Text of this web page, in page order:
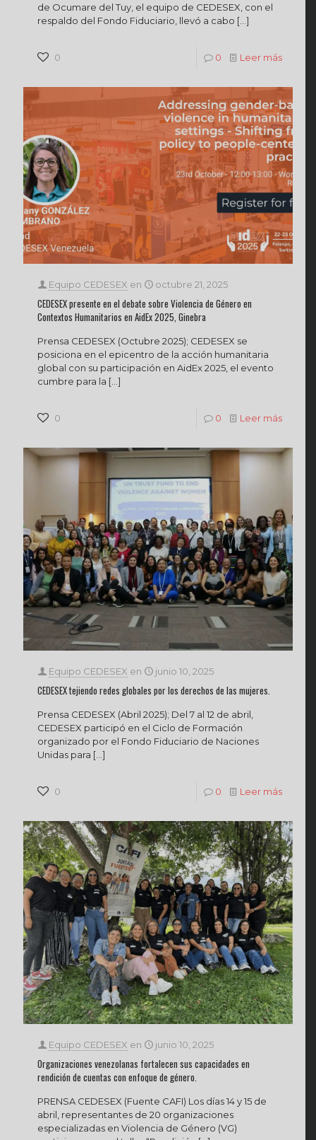
de Ocumare del Tuy, el equipo de CEDESEX, con el
respaldo del Fondo Fiduciario, llevó a cabo […]
0 0 Leer más
Equipo CEDESEX en octubre 21, 2025
CEDESEX presente en el debate sobre Violencia de Género en
Contextos Humanitarios en AidEx 2025, Ginebra
Prensa CEDESEX (Octubre 2025); CEDESEX se
posiciona en el epicentro de la acción humanitaria
global con su participación en AidEx 2025, el evento
cumbre para la […]
0 0 Leer más
Equipo CEDESEX en junio 10, 2025
CEDESEX tejiendo redes globales por los derechos de las mujeres.
Prensa CEDESEX (Abril 2025); Del 7 al 12 de abril,
CEDESEX participó en el Ciclo de Formación
organizado por el Fondo Fiduciario de Naciones
Unidas para […]
0 0 Leer más
Equipo CEDESEX en junio 10, 2025
Organizaciones venezolanas fortalecen sus capacidades en
rendición de cuentas con enfoque de género.
PRENSA CEDESEX (Fuente CAFI) Los días 14 y 15 de
abril, representantes de 20 organizaciones
especializadas en Violencia de Género (VG)